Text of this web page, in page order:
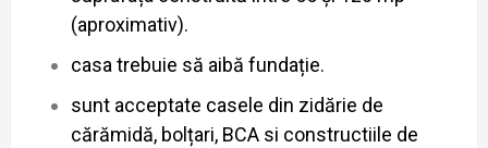
(aproximativ).
casa trebuie să aibă fundație.
sunt acceptate casele din zidărie de
cărămidă, bolțari, BCA si constructiile de